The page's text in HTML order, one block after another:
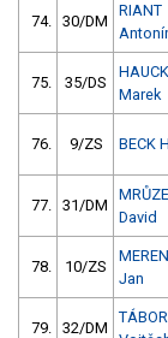
74. 30/DM
RIANT
75. 35/DS
HAUCK
Marek
76. 9/ZS BECK
77. 31/DM
David
78. 10/ZS
Jan
79. 32/DM